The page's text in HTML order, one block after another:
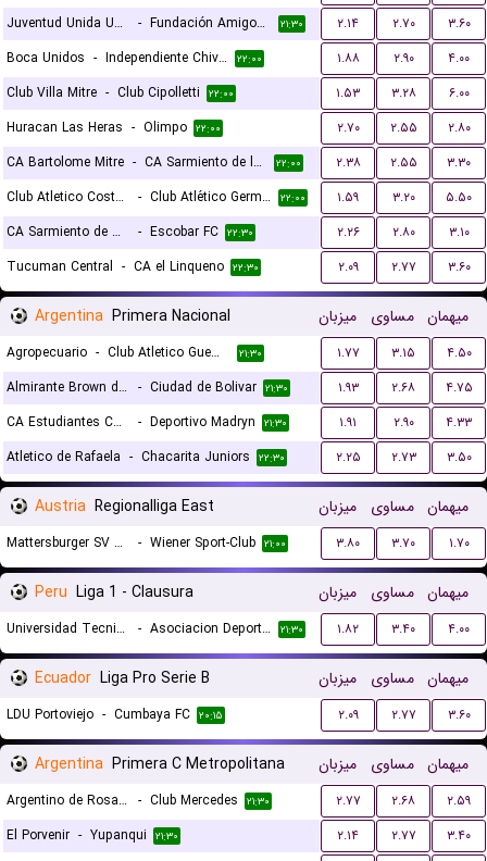
Juventud Unida Universitario
- Fundación Amigos por el Deporte ۲۱:۳۰ ۲.۱۴ ۲.۷۰
۳.۶۰
Boca Unidos - Independiente Chivilcoy ۲۲:۰۰ ۱.۸۸ ۲.۹۰
۴.۰۰
Club Villa Mitre - Club Cipolletti ۲۲:۰۰ ۱.۵۳ ۳.۲۸
۶.۰۰
Huracan Las Heras - Olimpo ۲۲:۰۰ ۲.۷۰ ۲.۵۵
۲.۸۰
CA Bartolome Mitre - CA Sarmiento de la Banda ۲۲:۰۰ ۲.۳۸ ۲.۵۵
۳.۳۰
Club Atletico Costa Brava
- Club Atlético Germinal ۲۲:۰۰ ۱.۵۹ ۳.۲۰
۵.۵۰
CA Sarmiento de Resistencia
- Escobar FC ۲۲:۳۰ ۲.۲۶ ۲.۸۰
۳.۱۰
Tucuman Central - CA el Linqueno ۲۲:۳۰ ۲.۰۹ ۲.۷۷ ۳.۶۰
Argentina Primera Nacional میزبان مساوی میهمان
Agropecuario - Club Atletico Guemes ۲۱:۳۰ ۱.۷۷ ۳.۱۵
۴.۵۰
Almirante Brown de Lules - Ciudad de Bolivar ۲۱:۳۰ ۱.۹۳ ۲.۶۸
۴.۷۵
CA Estudiantes Caseros
- Deportivo Madryn ۲۱:۳۰ ۱.۹۱ ۲.۹۰
۴.۳۳
Atletico de Rafaela - Chacarita Juniors ۲۲:۳۰ ۲.۲۵ ۲.۷۳ ۳.۵۰
Austria Regionalliga East میزبان مساوی میهمان
Mattersburger SV 2020 - Wiener Sport-Club ۲۱:۰۰ ۳.۸۰ ۳.۷۰ ۱.۷۰
Peru Liga 1 - Clausura میزبان مساوی میهمان
Universidad Tecnica de Cajamarca - Asociacion Deportiva Tarma ۲۱:۳۰ ۱.۸۲ ۳.۴۰ ۴.۰۰
Ecuador Liga Pro Serie B میزبان مساوی میهمان
LDU Portoviejo - Cumbaya FC ۲۰:۱۵ ۲.۰۹ ۲.۷۷ ۳.۶۰
Argentina Primera C Metropolitana میزبان مساوی میهمان
Argentino de Rosario - Club Mercedes ۲۱:۳۰ ۲.۷۷ ۲.۶۸
۲.۵۹
El Porvenir - Yupanqui ۲۱:۳۰ ۲.۱۴ ۲.۷۷
۳.۴۰